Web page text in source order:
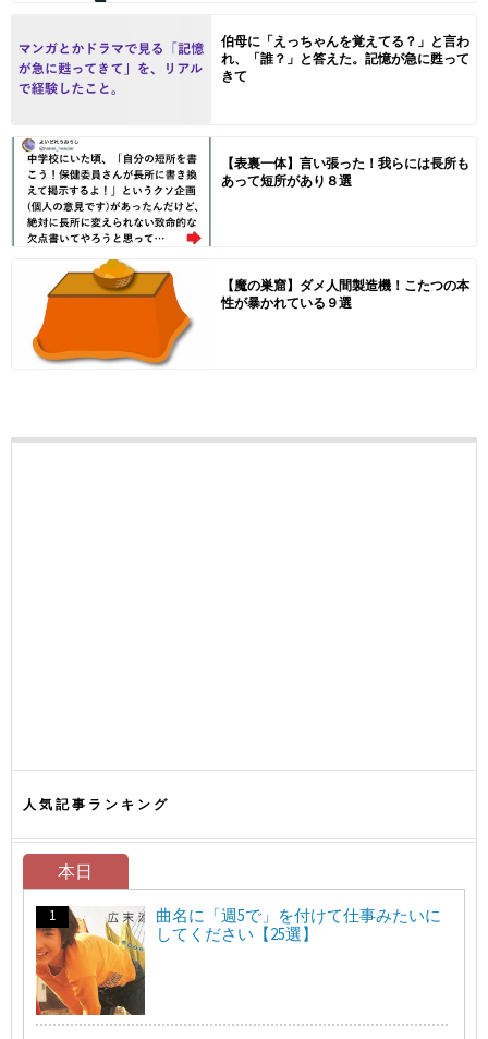
伯母に「えっちゃんを覚えてる？」と言わ
れ、「誰？」と答えた。記憶が急に甦って
きて
【表裏一体】言い張った！我らには長所も
あって短所があり８選
【魔の巣窟】ダメ人間製造機！こたつの本
性が暴かれている９選
人気記事ランキング
本日
曲名に「週5で」を付けて仕事みたいに
してください【25選】